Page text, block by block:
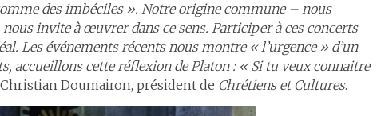
des imbéciles ». Notre origine commune – nous
invite à œuvrer dans ce sens. Participer à ces concerts
Les événements récents nous montre « l’urgence » d’un
accueillons cette réflexion de Platon : « Si tu veux connaitre
Doumairon, président de Chrétiens et Cultures.